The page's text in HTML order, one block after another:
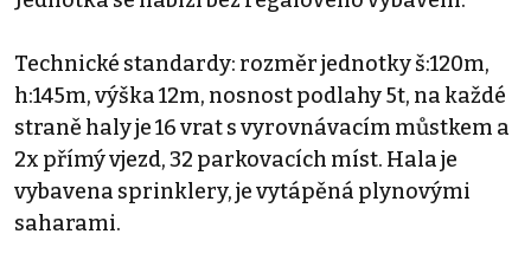
Technické standardy: rozměr jednotky š:120m,
h:145m, výška 12m, nosnost podlahy 5t, na každé
straně haly je 16 vrat s vyrovnávacím můstkem a
2x přímý vjezd, 32 parkovacích míst. Hala je
vybavena sprinklery, je vytápěná plynovými
saharami.